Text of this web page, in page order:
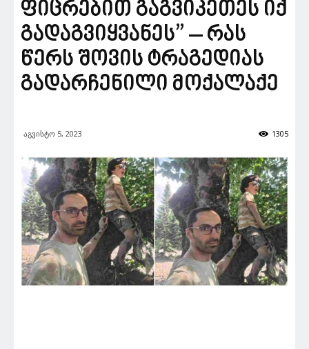
ფიცრებით გაგვიკეთეს იქ
გადაგვიყვანეს” – რას
წერს შოვის ტრაგედიას
გადარჩენილი მოქალაქე
აგვისტო 5, 2023 1305